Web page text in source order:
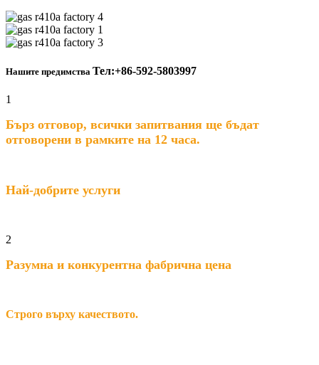
Нашите предимства Тел:+86-592-5803997
1
Бърз отговор, всички запитвания ще бъдат
отговорени в рамките на 12 часа.
Най-добрите услуги
2
Разумна и конкурентна фабрична цена
Строго върху качеството.